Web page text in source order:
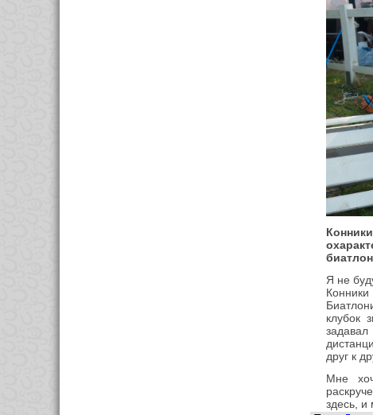
Я не
клубок
друг к
Мне
здесь, и